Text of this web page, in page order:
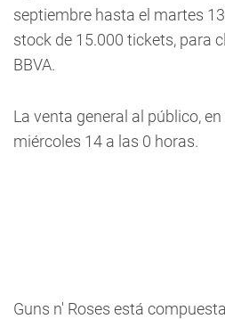
septiembre hasta el martes
stock de 15.000 tickets, para
BBVA.
La venta general al público,
miércoles 14 a las 0 horas.
Guns n' Roses está